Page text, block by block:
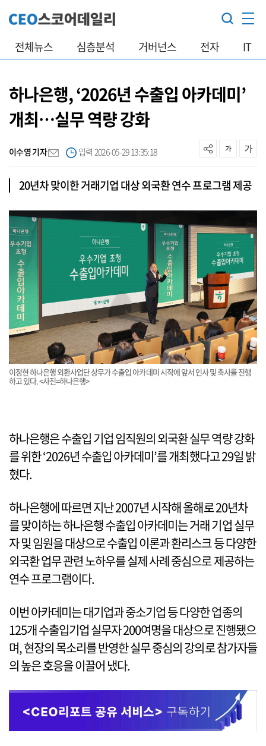
전체뉴스 심층분석 거버넌스 전자 IT
하나은행, ‘2026년 수출입 아카데미’
개최…실무 역량 강화
이수영 기자 입력 2026-05-29 13:35:18
20년차 맞이한 거래기업 대상 외국환 연수 프로그램 제공
이정현 하나은행 외환사업단 상무가 수출입 아카데미 시작에 앞서 인사 및 축사를 진행
하고 있다. <사진=하나은행>
하나은행은 수출입 기업 임직원의 외국환 실무 역량 강화
를 위한 ‘2026년 수출입 아카데미’를 개최했다고 29일 밝
혔다.
하나은행에 따르면 지난 2007년 시작해 올해로 20년차
를 맞이하는 하나은행 수출입 아카데미는 거래 기업 실무
자 및 임원을 대상으로 수출입 이론과 환리스크 등 다양한
외국환 업무 관련 노하우를 실제 사례 중심으로 제공하는
연수 프로그램이다.
이번 아카데미는 대기업과 중소기업 등 다양한 업종의
125개 수출입기업 실무자 200여명을 대상으로 진행됐으
며, 현장의 목소리를 반영한 실무 중심의 강의로 참가자들
의 높은 호응을 이끌어 냈다.